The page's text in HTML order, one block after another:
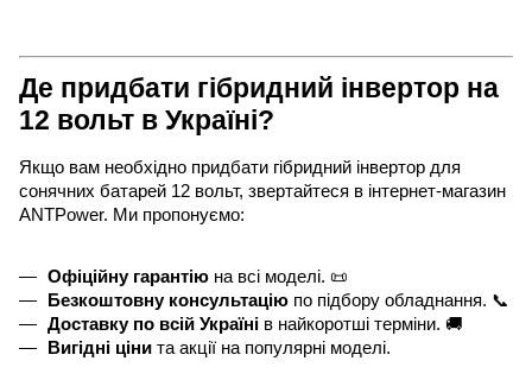
Де придбати гібридний інвертор на
12 вольт в Україні?
Якщо вам необхідно придбати гібридний інвертор для
сонячних батарей 12 вольт, звертайтеся в інтернет-магазин
ANTPower. Ми пропонуємо:
Офіційну гарантію на всі моделі. 📜
Безкоштовну консультацію по підбору обладнання. 📞
Доставку по всій Україні в найкоротші терміни. 🚚
Вигідні ціни та акції на популярні моделі.